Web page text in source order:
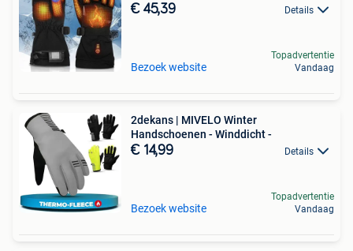
€ 45,39 Details
Bezoek website
Topadvertentie
Vandaag
2dekans | MIVELO Winter
Handschoenen - Winddicht -
€ 14,99 Details
Bezoek website
Topadvertentie
Vandaag